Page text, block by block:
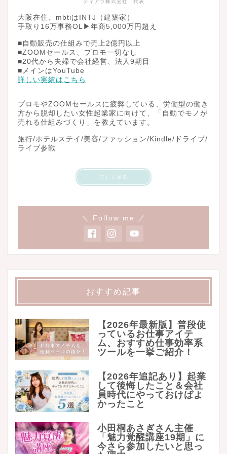
ティアラ株式会社 代表
大阪在住、mbtiはINTJ（建築家）
手取り16万事務OL▶︎年商5,000万円超え
■自動販売の仕組みで売上2億円以上
■ZOOMセールス、プロモ一切なし
■20代から夫婦で会社経営、法人9期目
■メインはYouTube
詳しい実績はこちら
プロモやZOOMセールスに疲弊している、労働型の働き
方から脱却したい女性起業家に向けて、「自動でモノが
売れる仕組みづくり」を教えています。
旅行/ホテルステイ/美容/ファッション/Kindle/ドライブ/
ライブ参戦
詳しく見る
＼ Follow me ／
おすすめ記事
【2026年最新版】普段使
っているお仕事アイテ
ム、おすすめ仕事効率系
ツールを一挙ご紹介！
【2026年追記あり】起業
して後悔したこと＆会社
員時代にやっておけばよ
かったこと
小田桐あさぎさん主催
「魅力覚醒講座19期」に
今さら参加したいと思っ